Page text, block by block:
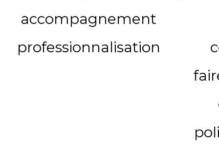
accompagnement
professionnalisation